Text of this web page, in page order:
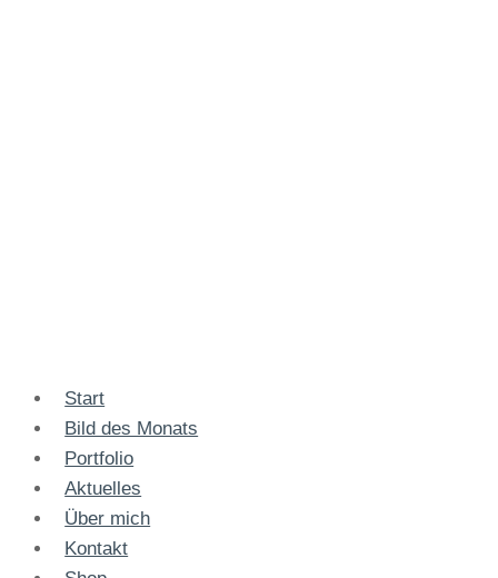
Start
Bild des Monats
Portfolio
Aktuelles
Über mich
Kontakt